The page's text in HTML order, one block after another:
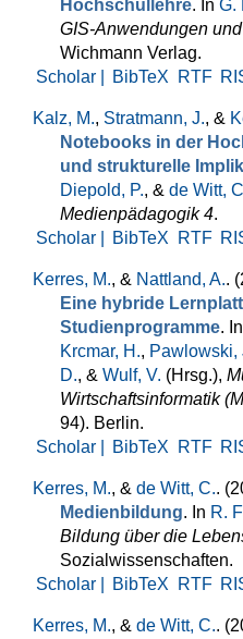
Hochschullehre. In G.
GIS-Anwendungen
Wichmann Verlag.
Scholar |
BibTeX RTF
Kalz, M., Stratmann, J., &
Notebooks in der
und strukturelle
Diepold, P., & de Witt,
Medienpädagogik 4.
Scholar |
BibTeX RTF
Kerres, M., & Nattland, A..
Eine hybride
Studienprogramme. In
Krcmar, H., Pawlowski,
D., & Wulf, V. (Hrsg.),
Wirtschaftsinformatik
94). Berlin.
Scholar |
BibTeX RTF
Kerres, M., & de Witt, C..
Medienbildung. In R.
Bildung über die
Sozialwissenschaften.
Scholar |
BibTeX RTF
Kerres, M., & de Witt, C..